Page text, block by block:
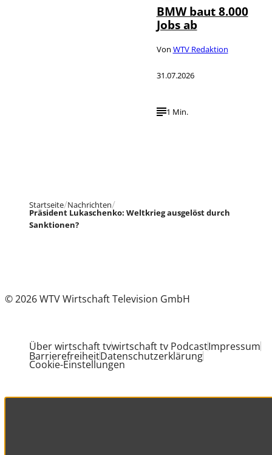
BMW baut 8.000
Jobs ab
Von WTV Redaktion
31.07.2026
1 Min.
Startseite Nachrichten
Präsident Lukaschenko: Weltkrieg ausgelöst durch
Sanktionen?
© 2026 WTV Wirtschaft Television GmbH
Über wirtschaft tvwirtschaft tv PodcastImpressum
BarrierefreiheitDatenschutzerklärung
Cookie-Einstellungen